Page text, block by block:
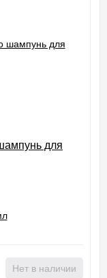
для
Миниатюрные),
Нет в наличии